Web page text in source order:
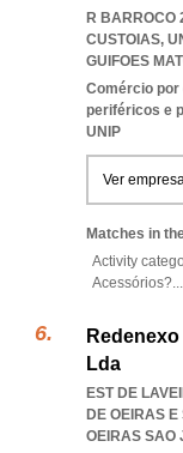
R BARROCO
CUSTOIAS,
GUIFOES
Comércio por
periféricos e
UNIP
Ver
Matches in
Activity
Acessórios?...
Lda
EST DE
DE OEIRAS
OEIRAS SAO